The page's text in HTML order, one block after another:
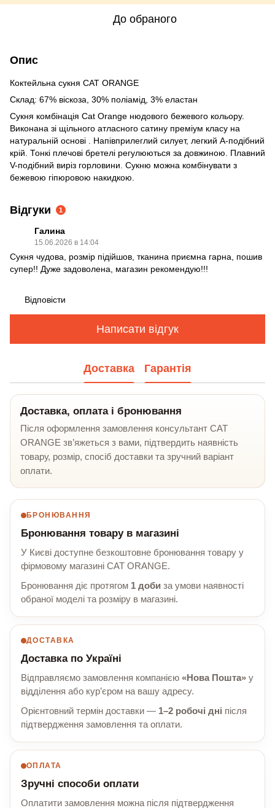
До обраного
Опис
Коктейльна сукня CAT ORANGE
Склад: 67% віскоза, 30% поліамід, 3% еластан
Сукня комбінація Cat Orange нюдового бежевого кольору.
Виконана зі щільного атласного сатину преміум класу на
натуральній основі . Напівприлеглий силует, легкий А-подібний
крій. Тонкі плечові бретелі регулюються за довжиною. Плавний
V-подібний виріз горловини. Сукню можна комбінувати з
бежевою гіпюровою накидкою.
Відгуки 1
Галина
15.06.2026 в 14:04
Сукня чудова, розмір підійшов, тканина приємна гарна, пошив
супер!! Дуже задоволена, магазин рекомендую!!!
Відповісти
Написати відгук
Доставка Гарантія
Доставка, оплата і бронювання
Після оформлення замовлення консультант CAT
ORANGE зв’яжеться з вами, підтвердить наявність
товару, розмір, спосіб доставки та зручний варіант
оплати.
БРОНЮВАННЯ
Бронювання товару в магазині
У Києві доступне безкоштовне бронювання товару у
фірмовому магазині CAT ORANGE.
Бронювання діє протягом 1 доби за умови наявності
обраної моделі та розміру в магазині.
ДОСТАВКА
Доставка по Україні
Відправляємо замовлення компанією «Нова Пошта» у
відділення або кур’єром на вашу адресу.
Орієнтовний термін доставки — 1–2 робочі дні після
підтвердження замовлення та оплати.
ОПЛАТА
Зручні способи оплати
Оплатити замовлення можна після підтвердження